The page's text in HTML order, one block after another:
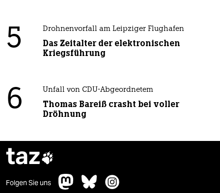
5 Drohnenvorfall am Leipziger Flughafen
Das Zeitalter der elektronischen
Kriegsführung
6 Unfall von CDU-Abgeordnetem
Thomas Bareiß crasht bei voller
Dröhnung
taz
Folgen Sie uns